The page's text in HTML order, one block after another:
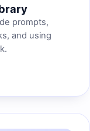
prompts,
and using